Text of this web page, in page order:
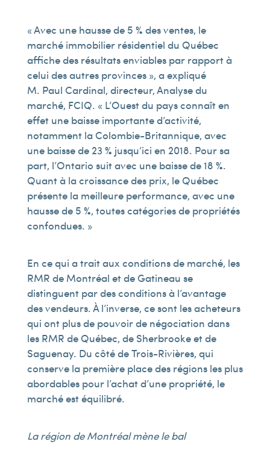
« Avec une hausse de 5 % des ventes, le
marché immobilier résidentiel du Québec
affiche des résultats enviables par rapport à
celui des autres provinces », a expliqué
M. Paul Cardinal, directeur, Analyse du
marché, FCIQ. « L’Ouest du pays connaît en
effet une baisse importante d’activité,
notamment la Colombie-Britannique, avec
une baisse de 23 % jusqu’ici en 2018. Pour sa
part, l’Ontario suit avec une baisse de 18 %.
Quant à la croissance des prix, le Québec
présente la meilleure performance, avec une
hausse de 5 %, toutes catégories de propriétés
confondues. »
En ce qui a trait aux conditions de marché, les
RMR de Montréal et de Gatineau se
distinguent par des conditions à l’avantage
des vendeurs. À l’inverse, ce sont les acheteurs
qui ont plus de pouvoir de négociation dans
les RMR de Québec, de Sherbrooke et de
Saguenay. Du côté de Trois-Rivières, qui
conserve la première place des régions les plus
abordables pour l’achat d’une propriété, le
marché est équilibré.
La région de Montréal mène le bal